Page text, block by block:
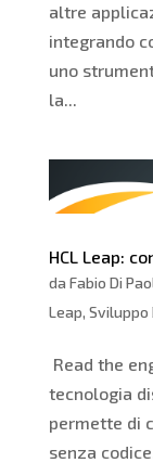
altre
integrando
uno
la...
HCL Leap:
da Fabio Di
Leap, Sviluppo
Read the
tecnologia
permette di
senza